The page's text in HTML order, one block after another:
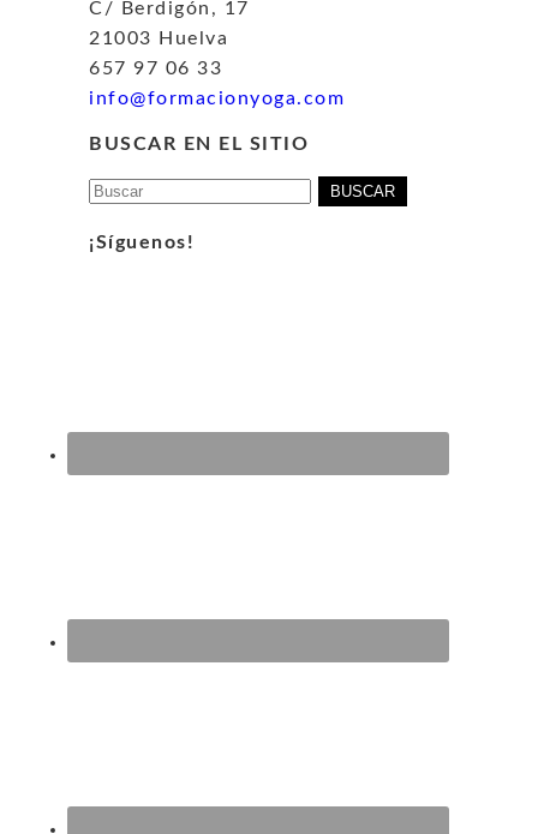
C/ Berdigón, 17
21003 Huelva
657 97 06 33
info@formacionyoga.com
BUSCAR EN EL SITIO
Buscar:
¡Síguenos!